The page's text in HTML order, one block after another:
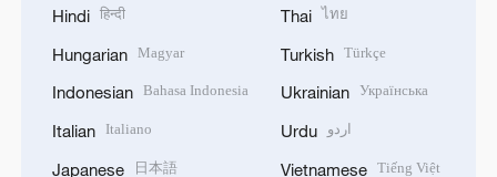
Hindi हिन्दी
Hungarian Magyar
Indonesian Bahasa Indonesia
Italian Italiano
Japanese 日本語
Thai ไทย
Turkish Türkçe
Ukrainian Українська
Urdu اردو
Vietnamese Tiếng Việt